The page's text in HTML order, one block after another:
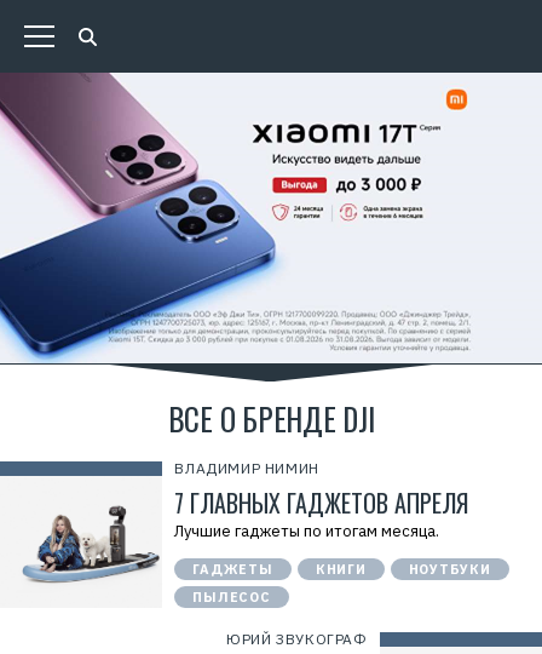
ВСЕ О БРЕНДЕ DJI
ВЛАДИМИР НИМИН
7 ГЛАВНЫХ ГАДЖЕТОВ АПРЕЛЯ
Лучшие гаджеты по итогам месяца.
ГАДЖЕТЫ КНИГИ
НОУТБУКИ
ПЫЛЕСОС
ЮРИЙ ЗВУКОГРАФ